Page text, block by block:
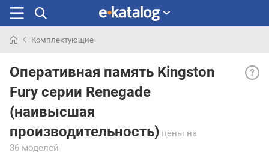
раньше
Комплектующие
Оперативная память Kingston
Fury серии Renegade
(наивысшая
производительность) цены на
36 моделей